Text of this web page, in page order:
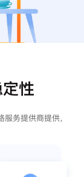
性
务提供商提供，